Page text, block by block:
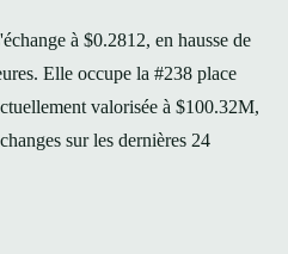
à $0.2812, en hausse de
Elle occupe la #238 place
valorisée à $100.32M,
sur les dernières 24